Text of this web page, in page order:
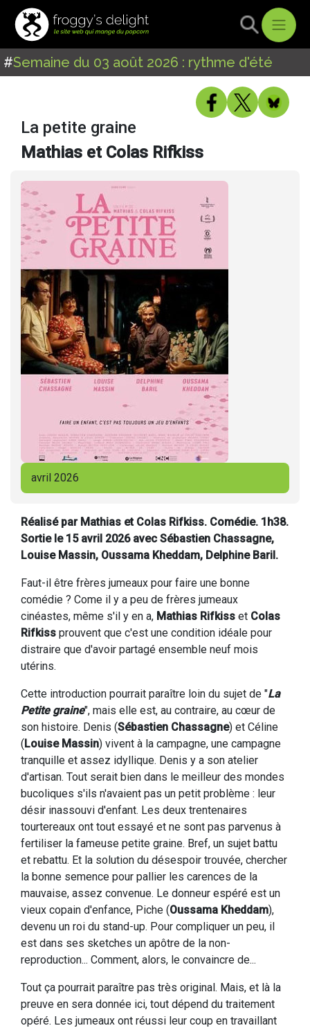
#Semaine du 03 août 2026 : rythme d'été
La petite graine
Mathias et Colas Rifkiss
avril 2026
Réalisé par Mathias et Colas Rifkiss. Comédie. 1h38.
Sortie le 15 avril 2026 avec Sébastien Chassagne,
Louise Massin, Oussama Kheddam, Delphine Baril.
Faut-il être frères jumeaux pour faire une bonne
comédie ? Come il y a peu de frères jumeaux
cinéastes, même s'il y en a, Mathias Rifkiss et Colas
Rifkiss prouvent que c'est une condition idéale pour
distraire que d'avoir partagé ensemble neuf mois
utérins.
Cette introduction pourrait paraître loin du sujet de "La
Petite graine", mais elle est, au contraire, au cœur de
son histoire. Denis (Sébastien Chassagne) et Céline
(Louise Massin) vivent à la campagne, une campagne
tranquille et assez idyllique. Denis y a son atelier
d'artisan. Tout serait bien dans le meilleur des mondes
bucoliques s'ils n'avaient pas un petit problème : leur
désir inassouvi d'enfant. Les deux trentenaires
tourtereaux ont tout essayé et ne sont pas parvenus à
fertiliser la fameuse petite graine. Bref, un sujet battu
et rebattu. Et la solution du désespoir trouvée, chercher
la bonne semence pour pallier les carences de la
mauvaise, assez convenue. Le donneur espéré est un
vieux copain d'enfance, Piche (Oussama Kheddam),
devenu un roi du stand-up. Pour compliquer un peu, il
est dans ses sketches un apôtre de la non-
reproduction... Comment, alors, le convaincre de...
Tout ça pourrait paraître pas très original. Mais, et là la
preuve en sera donnée ici, tout dépend du traitement
opéré. Les jumeaux ont réussi leur coup en travaillant